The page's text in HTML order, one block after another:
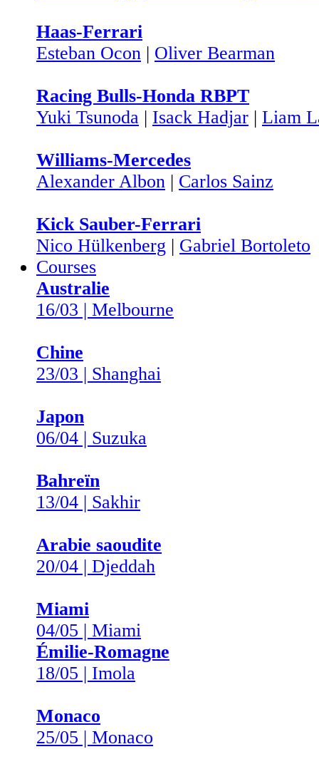
Haas-Ferrari
Esteban Ocon | Oliver Bearman
Racing Bulls-Honda RBPT
Yuki Tsunoda | Isack Hadjar | Liam
Williams-Mercedes
Alexander Albon | Carlos Sainz
Kick Sauber-Ferrari
Nico Hülkenberg | Gabriel Bortoleto
Courses
Australie
16/03 | Melbourne
Chine
23/03 | Shanghai
Japon
06/04 | Suzuka
Bahreïn
13/04 | Sakhir
Arabie saoudite
20/04 | Djeddah
Miami
04/05 | Miami
Émilie-Romagne
18/05 | Imola
Monaco
25/05 | Monaco